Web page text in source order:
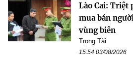
Lào Cai: Triệt
mua bán
vùng biên
Trọng Tài
15:54 03/08/2026